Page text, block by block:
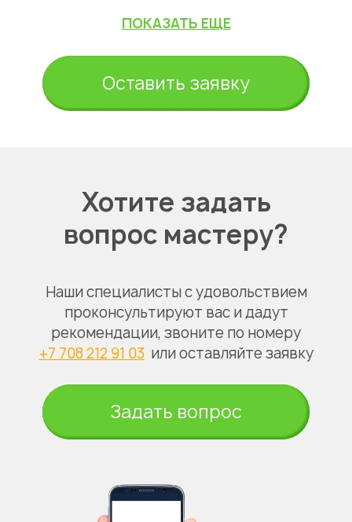
ПОКАЗАТЬ ЕЩЕ
Оставить заявку
Хотите задать
вопрос мастеру?
Наши специалисты с удовольствием
проконсультируют вас и дадут
рекомендации, звоните по номеру
+7 708 212 91 03 или оставляйте заявку
Задать вопрос